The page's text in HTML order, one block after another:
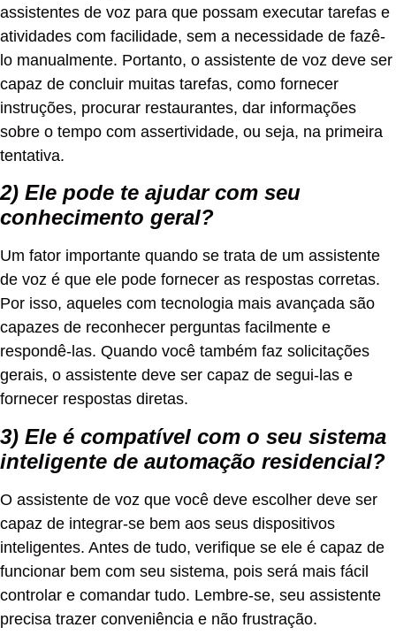
assistentes de voz para que possam executar tarefas e
atividades com facilidade, sem a necessidade de fazê-
lo manualmente. Portanto, o assistente de voz deve ser
capaz de concluir muitas tarefas, como fornecer
instruções, procurar restaurantes, dar informações
sobre o tempo com assertividade, ou seja, na primeira
tentativa.
2) Ele pode te ajudar com seu
conhecimento geral?
Um fator importante quando se trata de um assistente
de voz é que ele pode fornecer as respostas corretas.
Por isso, aqueles com tecnologia mais avançada são
capazes de reconhecer perguntas facilmente e
respondê-las. Quando você também faz solicitações
gerais, o assistente deve ser capaz de segui-las e
fornecer respostas diretas.
3) Ele é compatível com o seu sistema
inteligente de automação residencial?
O assistente de voz que você deve escolher deve ser
capaz de integrar-se bem aos seus dispositivos
inteligentes. Antes de tudo, verifique se ele é capaz de
funcionar bem com seu sistema, pois será mais fácil
controlar e comandar tudo. Lembre-se, seu assistente
precisa trazer conveniência e não frustração.